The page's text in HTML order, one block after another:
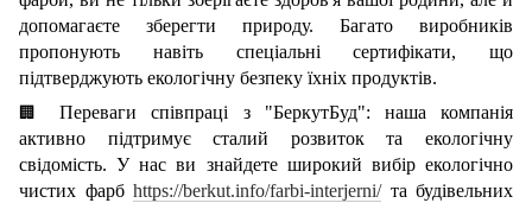
допомагаєте зберегти природу. Багато виробників
пропонують навіть спеціальні сертифікати, що
підтверджують екологічну безпеку їхніх продуктів.
🏢Переваги співпраці з "БеркутБуд": наша компанія
активно підтримує сталий розвиток та екологічну
свідомість. У нас ви знайдете широкий вибір екологічно
чистих фарб https://berkut.info/farbi-interjerni/ та будівельних